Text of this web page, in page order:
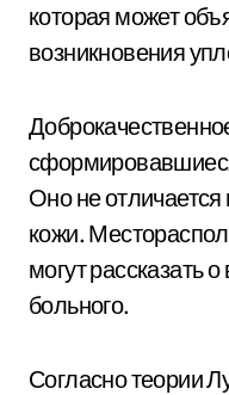
которая может
возникновения
Оно не отличается
кожи.
могут рассказать
больного.
Согласно теории